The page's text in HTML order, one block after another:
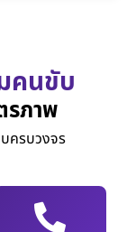
คนขับ
รภาพ
ครบวงจร